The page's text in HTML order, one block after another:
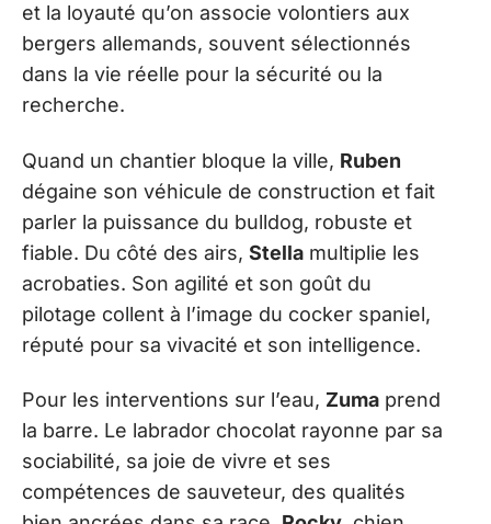
et la loyauté qu’on associe volontiers aux
bergers allemands, souvent sélectionnés
dans la vie réelle pour la sécurité ou la
recherche.
Quand un chantier bloque la ville, Ruben
dégaine son véhicule de construction et fait
parler la puissance du bulldog, robuste et
fiable. Du côté des airs, Stella multiplie les
acrobaties. Son agilité et son goût du
pilotage collent à l’image du cocker spaniel,
réputé pour sa vivacité et son intelligence.
Pour les interventions sur l’eau, Zuma prend
la barre. Le labrador chocolat rayonne par sa
sociabilité, sa joie de vivre et ses
compétences de sauveteur, des qualités